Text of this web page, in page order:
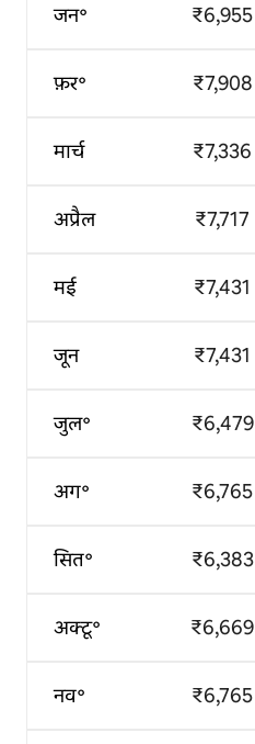
जन॰
फ़र॰
मार्च
अप्रैल
मई
जून
जुल॰
अग॰
सित॰
अक्टू॰
नव॰
₹6,955
₹7,908
₹7,336
₹7,717
₹7,431
₹7,431
₹6,479
₹6,765
₹6,383
₹6,669
₹6,765